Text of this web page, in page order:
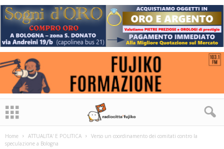
Home ATTUALITA' E POLITICA
Verso un coordinamento dei comitati contro la
speculazione a Bologna